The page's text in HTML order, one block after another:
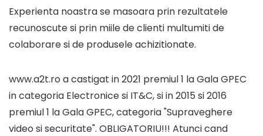
Experienta noastra se masoara prin rezultatele
recunoscute si prin miile de clienti multumiti de
colaborare si de produsele achizitionate.
www.a2t.ro a castigat in 2021 premiul 1 la Gala GPEC
in categoria Electronice si IT&C, si in 2015 si 2016
premiul 1 la Gala GPEC, categoria "Supraveghere
video si securitate". OBLIGATORIU!!! Atunci cand